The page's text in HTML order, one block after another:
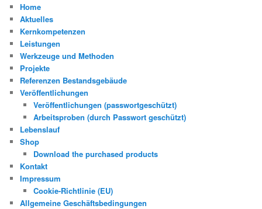
Home
Aktuelles
Kernkompetenzen
Leistungen
Werkzeuge und Methoden
Projekte
Referenzen Bestandsgebäude
Veröffentlichungen
Veröffentlichungen (passwortgeschützt)
Arbeitsproben (durch Passwort geschützt)
Lebenslauf
Shop
Download the purchased products
Kontakt
Impressum
Cookie-Richtlinie (EU)
Allgemeine Geschäftsbedingungen